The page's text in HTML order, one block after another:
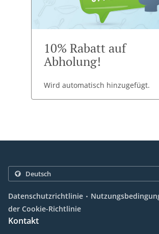
10% Rabatt auf
Abholung!
Wird automatisch hinzugefügt.
Datenschutzrichtlinie .
der Cookie-Richtlinie
Kontakt